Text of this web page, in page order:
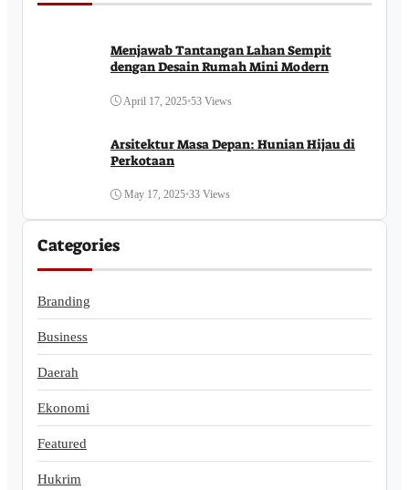
Menjawab Tantangan Lahan Sempit
dengan Desain Rumah Mini Modern
April 17, 2025•53 Views
Arsitektur Masa Depan: Hunian Hijau di
Perkotaan
May 17, 2025•33 Views
Categories
Branding
Business
Daerah
Ekonomi
Featured
Hukrim